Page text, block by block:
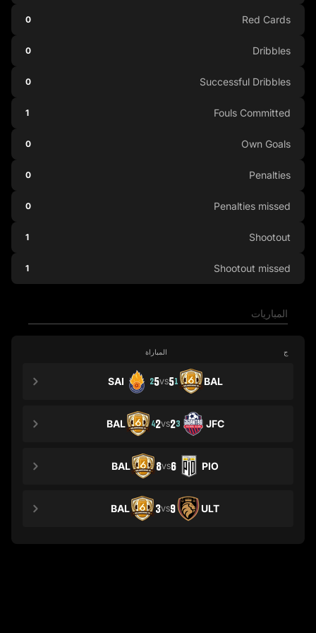
المباريات
ج المباراة
BAL
1
5
VS
5
2
SAI
JFC
3
2
VS
2
4
BAL
PIO
6
VS
8
BAL
ULT
9
VS
3
BAL
Red Cards
0
Dribbles
0
Successful Dribbles
0
Fouls Committed
1
Own Goals
0
Penalties
0
Penalties missed
0
Shootout
1
Shootout missed
1